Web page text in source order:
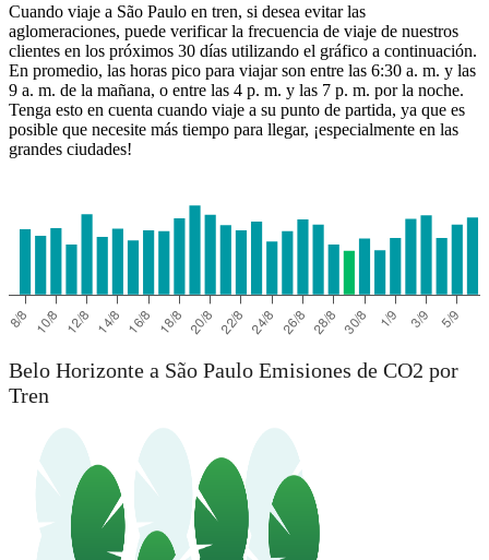
Cuando viaje a São Paulo en tren, si desea evitar las
aglomeraciones, puede verificar la frecuencia de viaje de nuestros
clientes en los próximos 30 días utilizando el gráfico a continuación.
En promedio, las horas pico para viajar son entre las 6:30 a. m. y las
9 a. m. de la mañana, o entre las 4 p. m. y las 7 p. m. por la noche.
Tenga esto en cuenta cuando viaje a su punto de partida, ya que es
posible que necesite más tiempo para llegar, ¡especialmente en las
grandes ciudades!
Belo Horizonte a São Paulo Emisiones de CO2 por
Tren